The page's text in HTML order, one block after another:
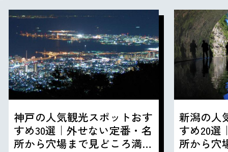
神戸の人気観光スポットおす
すめ30選｜外せない定番・名
所から穴場まで見どころ満載
新潟の人
すめ20選
所から穴